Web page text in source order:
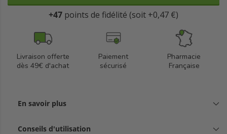
+47 points de fidélité (soit +0,47 €)
Livraison offerte
dès 49€ d'achat
Paiement
sécurisé
Pharmacie
Française
En savoir plus
Conseils d'utilisation